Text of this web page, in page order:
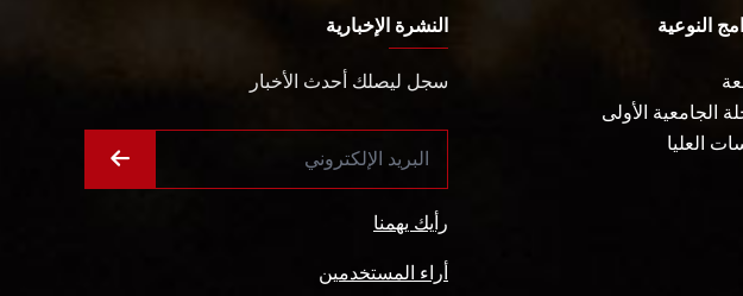
النوعية
الجامعية الأولى
العليا
النشرة الإخبارية
سجل ليصلك أحدث الأخبار
رأيك يهمنا
أراء المستخدمين